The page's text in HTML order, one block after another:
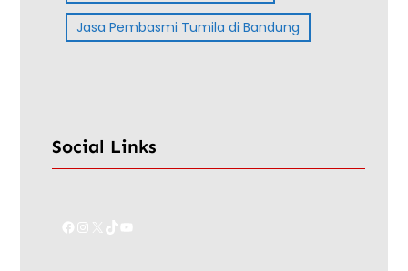
Jasa Pembasmi Tumila di Bandung
Social Links
Facebook Instagram TikTok YouTube